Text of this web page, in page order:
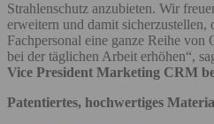
Strahlenschutz anzubieten. Wir
erweitern und damit sicherzustellen,
Fachpersonal eine ganze Reihe
bei der täglichen Arbeit erhöhen“,
Vice President Marketing CRM
Patentiertes, hochwertiges